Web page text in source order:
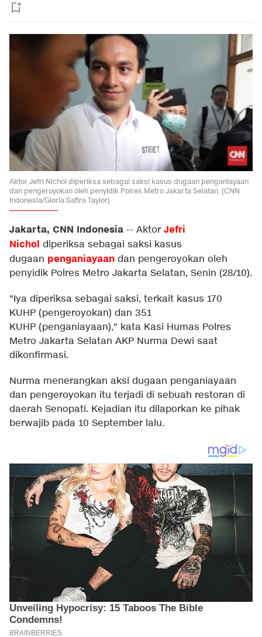
Aktor Jefri Nichol diperiksa sebagai saksi kasus dugaan penganiayaan
dan pengeroyokan oleh penyidik Polres Metro Jakarta Selatan. (CNN
Indonesia/Gloria Safira Taylor)
Jakarta, CNN Indonesia -- Aktor Jefri
Nichol diperiksa sebagai saksi kasus
dugaan penganiayaan dan pengeroyokan oleh
penyidik Polres Metro Jakarta Selatan, Senin (28/10).
"Iya diperiksa sebagai saksi, terkait kasus 170
KUHP (pengeroyokan) dan 351
KUHP (penganiayaan)," kata Kasi Humas Polres
Metro Jakarta Selatan AKP Nurma Dewi saat
dikonfirmasi.
Nurma menerangkan aksi dugaan penganiayaan
dan pengeroyokan itu terjadi di sebuah restoran di
daerah Senopati. Kejadian itu dilaporkan ke pihak
berwajib pada 10 September lalu.